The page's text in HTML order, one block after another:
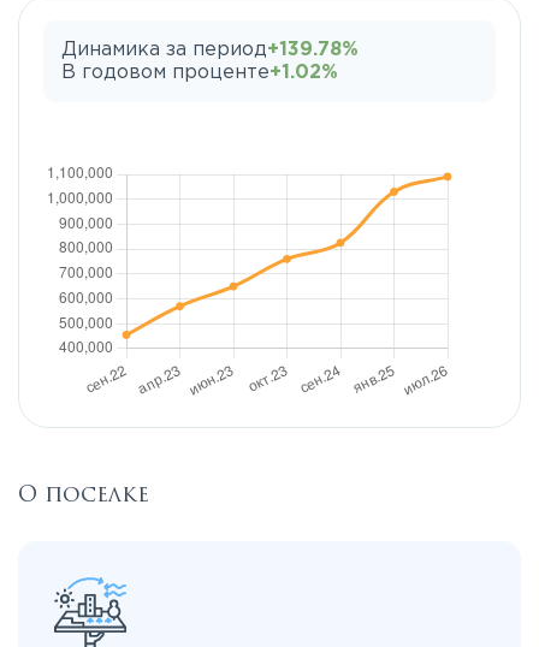
Динамика за период+139.78%
В годовом проценте+1.02%
О поселке